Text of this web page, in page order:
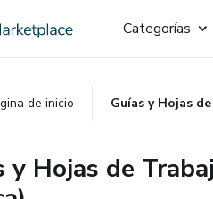
Categorías
de inicio
y Hojas de